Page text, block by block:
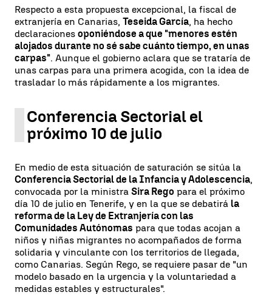
Respecto a esta propuesta excepcional, la fiscal de
extranjería en Canarias, Teseida García, ha hecho
declaraciones oponiéndose a que "menores estén
alojados durante no sé sabe cuánto tiempo, en unas
carpas". Aunque el gobierno aclara que se trataría de
unas carpas para una primera acogida, con la idea de
trasladar lo más rápidamente a los migrantes.
Conferencia Sectorial el
próximo 10 de julio
En medio de esta situación de saturación se sitúa la
Conferencia Sectorial de la Infancia y Adolescencia,
convocada por la ministra Sira Rego para el próximo
día 10 de julio en Tenerife, y en la que se debatirá la
reforma de la Ley de Extranjería con las
Comunidades Autónomas para que todas acojan a
niños y niñas migrantes no acompañados de forma
solidaria y vinculante con los territorios de llegada,
como Canarias. Según Rego, se requiere pasar de "un
modelo basado en la urgencia y la voluntariedad a
medidas estables y estructurales".